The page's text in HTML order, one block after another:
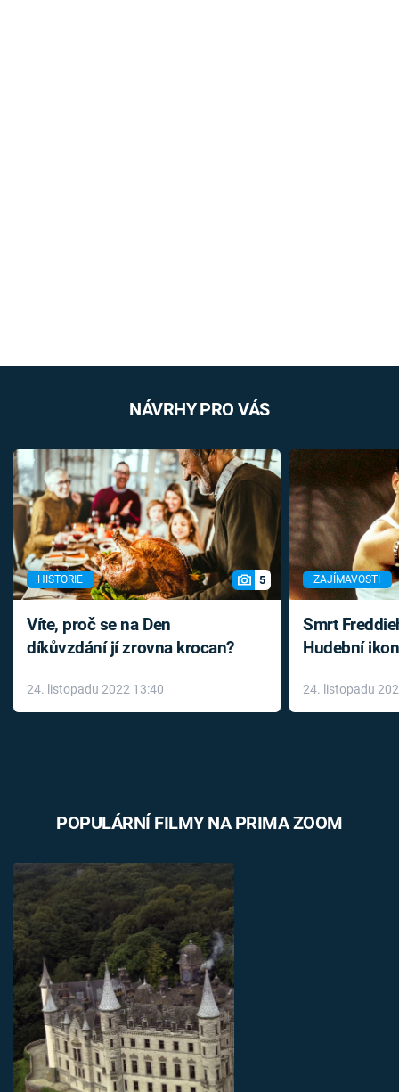
NÁVRHY PRO VÁS
HISTORIE 5
Víte, proč se na Den
díkůvzdání jí zrovna krocan?
24. listopadu 2022 13:40
ZAJÍMAVOSTI
Smrt
Hudební
léky
24. listopadu
POPULÁRNÍ FILMY NA PRIMA ZOOM